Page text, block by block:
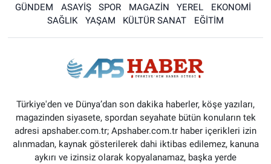
GÜNDEM ASAYİŞ SPOR MAGAZİN YEREL
EKONOMİ
SAĞLIK
YAŞAM KÜLTÜR SANAT EĞİTİM
Türkiye'den ve Dünya’dan son dakika haberler, köşe yazıları,
magazinden siyasete, spordan seyahate bütün konuların tek
adresi apshaber.com.tr; Apshaber.com.tr haber içerikleri izin
alınmadan, kaynak gösterilerek dahi iktibas edilemez, kanuna
aykırı ve izinsiz olarak kopyalanamaz, başka yerde